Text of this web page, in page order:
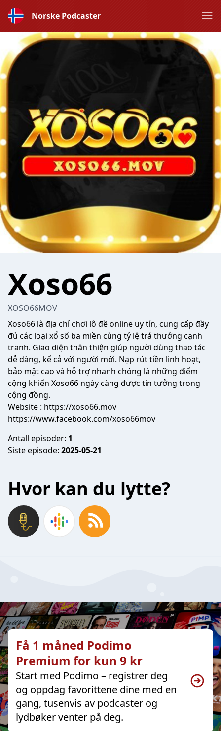
Norske Podcaster
Xoso66
XOSO66MOV
Xoso66 là địa chỉ chơi lô đề online uy tín, cung cấp đầy
đủ các loại xổ số ba miền cùng tỷ lệ trả thưởng cạnh
tranh. Giao diện thân thiện giúp người dùng thao tác
dễ dàng, kể cả với người mới. Nạp rút tiền linh hoạt,
bảo mật cao và hỗ trợ nhanh chóng là những điểm
cộng khiến Xoso66 ngày càng được tin tưởng trong
cộng đồng.
Website : https://xoso66.mov
https://www.facebook.com/xoso66mov
Antall episoder: 1
Siste episode: 2025-05-21
Hvor kan du lytte?
Få 1 måned Podimo
Premium for kun 9 kr
Start med Podimo – registrer deg
og oppdag favorittene dine med en
gang, tusenvis av podcaster og
lydbøker venter på deg.